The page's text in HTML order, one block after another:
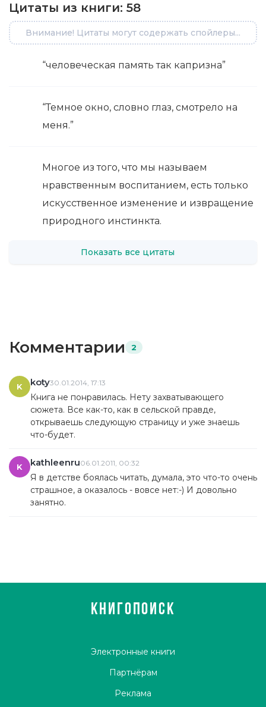
Цитаты из книги: 58
Внимание! Цитаты могут содержать спойлеры...
“человеческая память так капризна”
“Темное окно, словно глаз, смотрело на
меня.”
Многое из того, что мы называем
нравственным воспитанием, есть только
искусственное изменение и извращение
природного инстинкта.
Показать все цитаты
Комментарии 2
K koty30.01.2014, 17:13
Книга не понравилась. Нету захватывающего
сюжета. Все как-то, как в сельской правде,
открываешь следующую страницу и уже знаешь
что-будет.
K kathleenru06.01.2011, 00:32
Я в детстве боялась читать, думала, это что-то очень
страшное, а оказалось - вовсе нет:-) И довольно
занятно.
КНИГОПОИСК
Электронные книги
Партнёрам
Реклама